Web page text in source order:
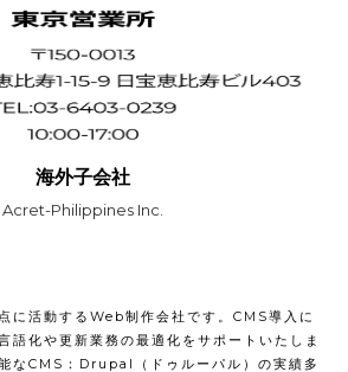
海外子会社
Acret-Philippines Inc.
に活動するWeb制作会社です。CMS導入に
語化や更新業務の最適化をサポートいたしま
なCMS：Drupal（ドゥルーパル）の実績多